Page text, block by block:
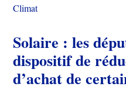
Climat
Solaire : les
dispositif de
d’achat de